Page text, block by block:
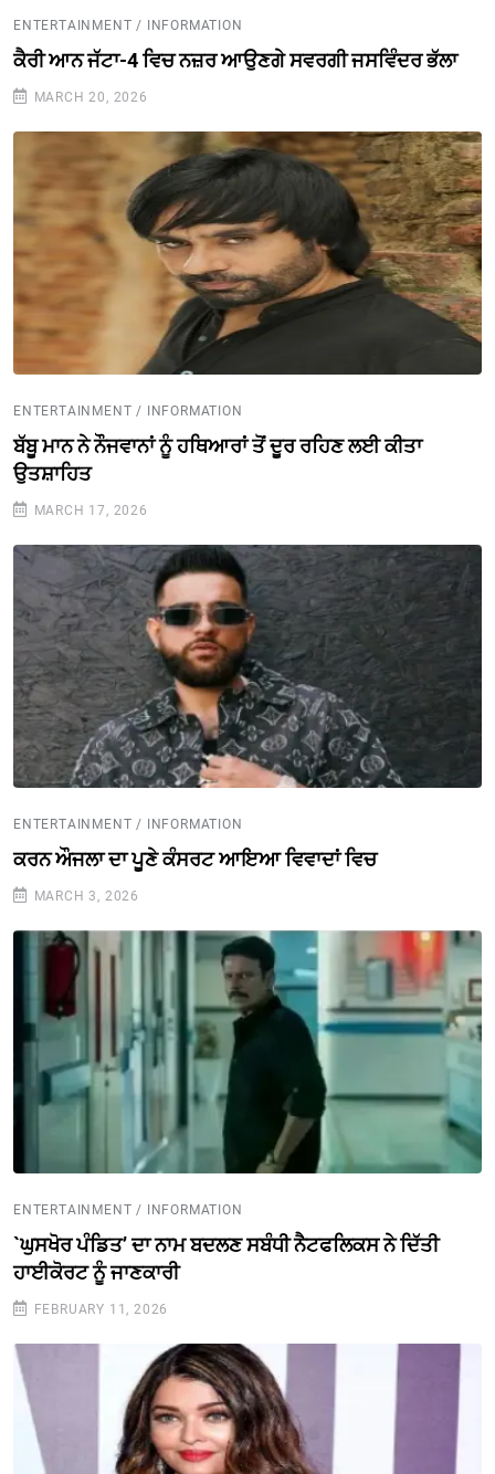
ENTERTAINMENT / INFORMATION
ਕੈਰੀ ਆਨ ਜੱਟਾ-4 ਵਿਚ ਨਜ਼ਰ ਆਉਣਗੇ ਸਵਰਗੀ ਜਸਵਿੰਦਰ ਭੱਲਾ
MARCH 20, 2026
ENTERTAINMENT / INFORMATION
ਬੱਬੂ ਮਾਨ ਨੇ ਨੌਜਵਾਨਾਂ ਨੂੰ ਹਥਿਆਰਾਂ ਤੋਂ ਦੂਰ ਰਹਿਣ ਲਈ ਕੀਤਾ
ਉਤਸ਼ਾਹਿਤ
MARCH 17, 2026
ENTERTAINMENT / INFORMATION
ਕਰਨ ਔਜਲਾ ਦਾ ਪੂਣੇ ਕੰਸਰਟ ਆਇਆ ਵਿਵਾਦਾਂ ਵਿਚ
MARCH 3, 2026
ENTERTAINMENT / INFORMATION
`ਘੁਸਖੋਰ ਪੰਡਿਤ’ ਦਾ ਨਾਮ ਬਦਲਣ ਸਬੰਧੀ ਨੈਟਫਲਿਕਸ ਨੇ ਦਿੱਤੀ
ਹਾਈਕੋਰਟ ਨੂੰ ਜਾਣਕਾਰੀ
FEBRUARY 11, 2026